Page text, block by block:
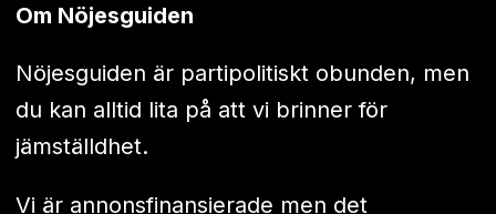
Om Nöjesguiden
Nöjesguiden är partipolitiskt obunden, men
du kan alltid lita på att vi brinner för
jämställdhet.
Vi är annonsfinansierade men det